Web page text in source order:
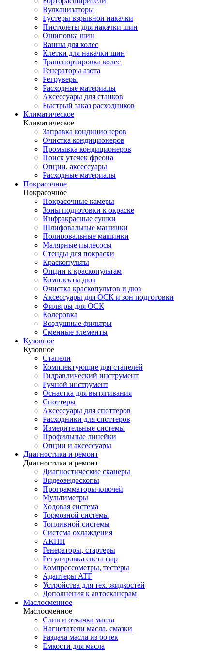
Вулканизаторы
Бустеры взрывной накачки
Пистолеты для накачки шин
Ошиповка шин
Ванны для колес
Клетки для накачки шин
Транспортировка колес
Генераторы азота
Регруверы
Расходные материалы
Аксессуары для станков
Быстрый заказ расходников
Климатическое
Климатическое
Заправка кондиционеров
Очистка кондиционеров
Промывка кондиционеров
Поиск утечек фреона
Опции, аксессуары
Расходные материалы
Покрасочное
Покрасочное
Покрасочные камеры
Зоны подготовки к окраске
Инфракрасные сушки
Шлифовальные машинки
Полировальные машинки
Малярные пылесосы
Стенды для покраски
Краскопульты
Опции к краскопультам
Комплекты дюз
Очистка краскопультов и дюз
Аксессуары для ОСК и зон подготовки
Фильтры для ОСК
Колеровка
Воздушные фильтры
Сменные элементы
Кузовное
Кузовное
Стапели
Комплектующие для стапелей
Гидравлический инструмент
Ручной инструмент
Оснастка для вытягивания
Споттеры
Аксессуары для споттеров
Расходники для споттеров
Измерительные системы
Профильные линейки
Опции и аксессуары
Диагностика и ремонт
Диагностика и ремонт
Диагностические сканеры
Видеоэндоскопы
Программаторы ключей
Мультиметры
Ходовая система
Тормозной системы
Топливной системы
Система охлаждения
АКПП
Генераторы, стартеры
Регулировка света фар
Компрессометры, тестеры
Адаптеры ATF
Устройства для тех. жидкостей
Дополнения к автосканерам
Маслосменное
Маслосменное
Слив и откачка масла
Нагнетатели масла, смазки
Раздача масла из бочек
Емкости для масла